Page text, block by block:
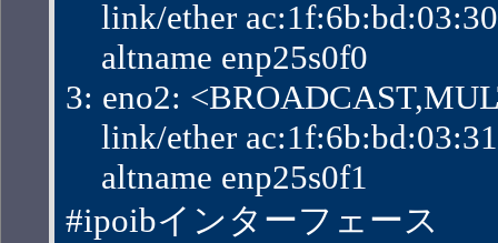
link/ether
altname enp25s0f0
3: eno2:
link/ether
altname enp25s0f1
#ipoibインターフェース